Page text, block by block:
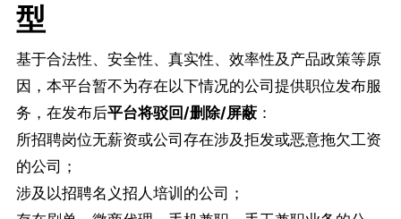
型
基于合法性、安全性、真实性、效率性及产品政策等原
因，本平台暂不为存在以下情况的公司提供职位发布服
务，在发布后平台将驳回/删除/屏蔽：
所招聘岗位无薪资或公司存在涉及拒发或恶意拖欠工资
的公司；
涉及以招聘名义招人培训的公司；